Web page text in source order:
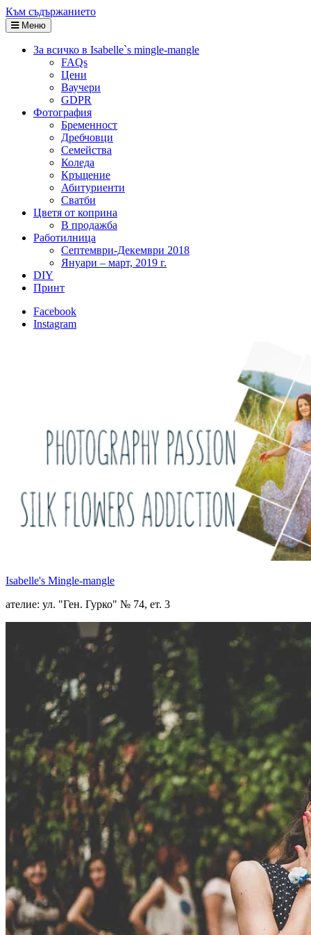
Към съдържанието
Меню
За всичко в Isabelle`s mingle-mangle
FAQs
Цени
Ваучери
GDPR
Фотография
Бременност
Дребчовци
Семейства
Коледа
Кръщение
Абитуриенти
Сватби
Цветя от коприна
В продажба
Работилница
Септември-Декември 2018
Януари – март, 2019 г.
DIY
Принт
Facebook
Instagram
Isabelle's Mingle-mangle
ателие: ул. "Ген. Гурко" № 74, ет. 3